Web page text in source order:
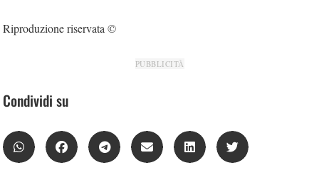
Riproduzione riservata ©
PUBBLICITÀ
Condividi su